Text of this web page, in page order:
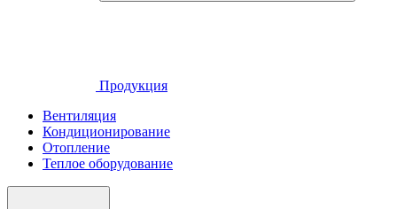
Продукция
Вентиляция
Кондиционирование
Отопление
Теплое оборудование